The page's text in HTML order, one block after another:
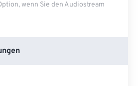
wenn Sie den Audiostream